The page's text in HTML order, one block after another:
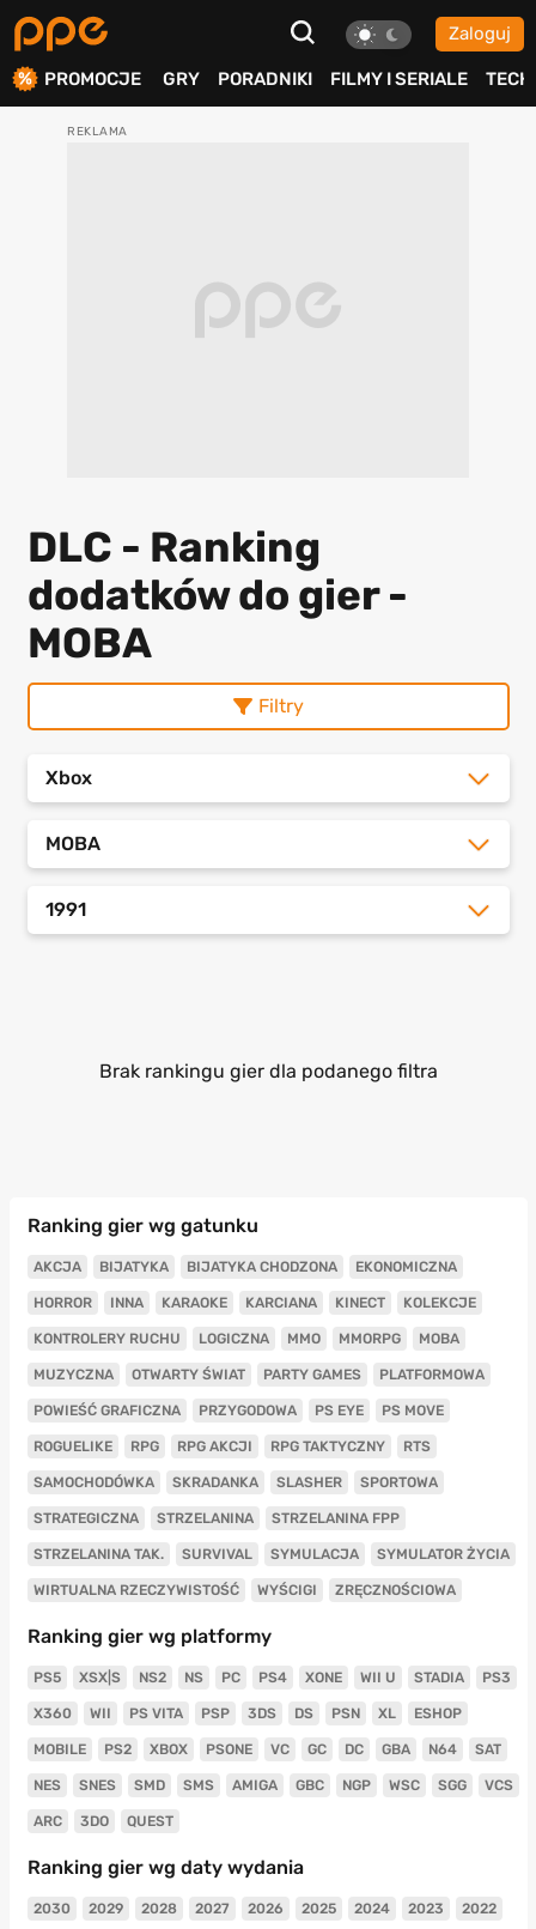
Zaloguj
PROMOCJE GRY PORADNIKI FILMY I SERIALE TECH
DLC - Ranking
dodatków do gier -
MOBA
Filtry
Xbox
MOBA
1991
Brak rankingu gier dla podanego filtra
Ranking gier wg gatunku
AKCJA BIJATYKA BIJATYKA CHODZONA EKONOMICZNA
HORROR INNA KARAOKE KARCIANA KINECT KOLEKCJE
KONTROLERY RUCHU LOGICZNA MMO MMORPG MOBA
MUZYCZNA OTWARTY ŚWIAT PARTY GAMES PLATFORMOWA
POWIEŚĆ GRAFICZNA PRZYGODOWA PS EYE PS MOVE
ROGUELIKE RPG RPG AKCJI RPG TAKTYCZNY RTS
SAMOCHODÓWKA SKRADANKA SLASHER SPORTOWA
STRATEGICZNA STRZELANINA STRZELANINA FPP
STRZELANINA TAK. SURVIVAL SYMULACJA SYMULATOR ŻYCIA
WIRTUALNA RZECZYWISTOŚĆ WYŚCIGI ZRĘCZNOŚCIOWA
Ranking gier wg platformy
PS5 XSX|S NS2 NS PC PS4 XONE WII U STADIA PS3
X360 WII PS VITA PSP 3DS DS PSN XL ESHOP
MOBILE PS2 XBOX PSONE VC GC DC GBA N64 SAT
NES SNES SMD SMS AMIGA GBC NGP WSC SGG VCS
ARC 3DO QUEST
Ranking gier wg daty wydania
2030 2029 2028 2027 2026 2025 2024 2023 2022